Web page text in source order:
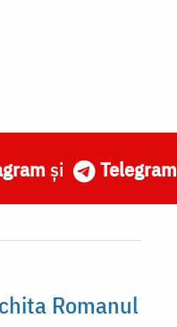
și Telegram
Romanul